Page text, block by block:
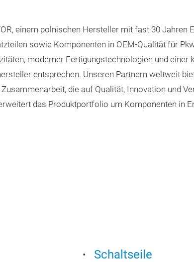
einem polnischen Hersteller mit fast 30
sowie Komponenten in OEM-Qualität für
moderner Fertigungstechnologien und
entsprechen. Unseren Partnern weltweit
die auf Qualität, Innovation und
das Produktportfolio um Komponenten in
Schaltseile